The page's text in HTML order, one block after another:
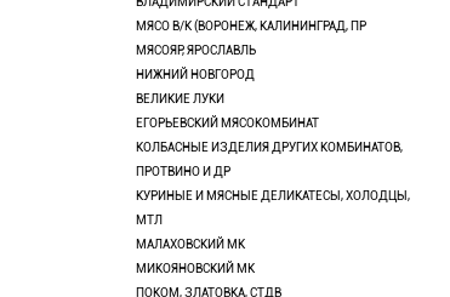
МЯСО В/К (ВОРОНЕЖ, КАЛИНИНГРАД, ПР
МЯСОЯР, ЯРОСЛАВЛЬ
НИЖНИЙ НОВГОРОД
ВЕЛИКИЕ ЛУКИ
ЕГОРЬЕВСКИЙ МЯСОКОМБИНАТ
КОЛБАСНЫЕ ИЗДЕЛИЯ ДРУГИХ КОМБИНАТОВ,
ПРОТВИНО И ДР
КУРИНЫЕ И МЯСНЫЕ ДЕЛИКАТЕСЫ, ХОЛОДЦЫ,
МТЛ
МАЛАХОВСКИЙ МК
МИКОЯНОВСКИЙ МК
ПОКОМ, ЗЛАТОВКА, СТДВ